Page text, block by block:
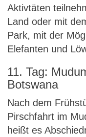
Aktivtäten
Land oder mit
Park, mit der
Elefanten und
11. Tag:
Botswana
Nach dem
Pirschfahrt im
heißt es